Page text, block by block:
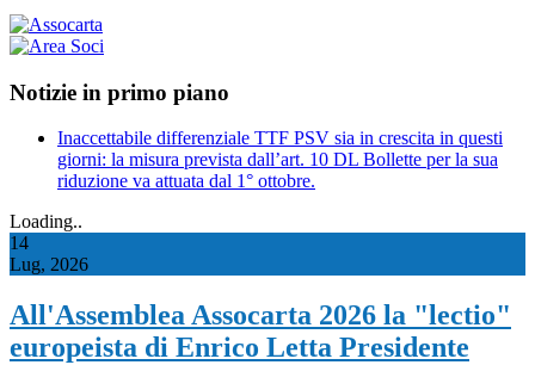
Notizie in primo piano
Inaccettabile differenziale TTF PSV sia in crescita in questi
giorni: la misura prevista dall’art. 10 DL Bollette per la sua
riduzione va attuata dal 1° ottobre.
Loading..
14
Lug, 2026
All'Assemblea Assocarta 2026 la "lectio"
europeista di Enrico Letta Presidente